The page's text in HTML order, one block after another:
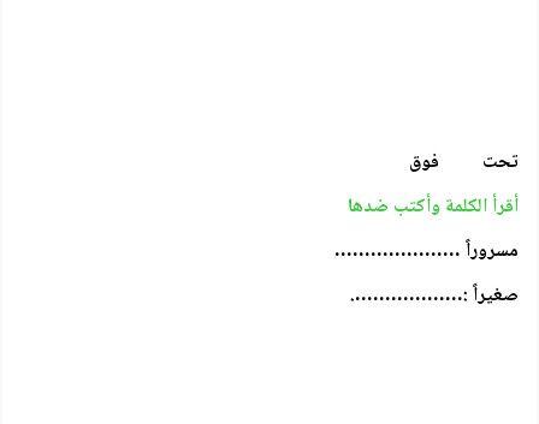
تحت فوق
أقرأ الكلمة وأكتب ضدها
مسروراً …………………
صغيراً :……………….